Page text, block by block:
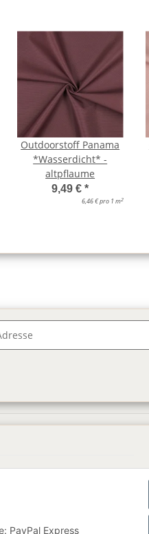
Outdoorstoff Panama
*Wasserdicht* -
altpflaume
9,49 €*
6,46 € pro 1 m2
PayPal Express